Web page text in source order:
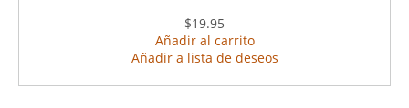
$19.95
Añadir al carrito
Añadir a lista de deseos